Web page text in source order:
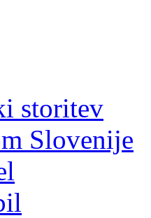
storitev
Slovenije